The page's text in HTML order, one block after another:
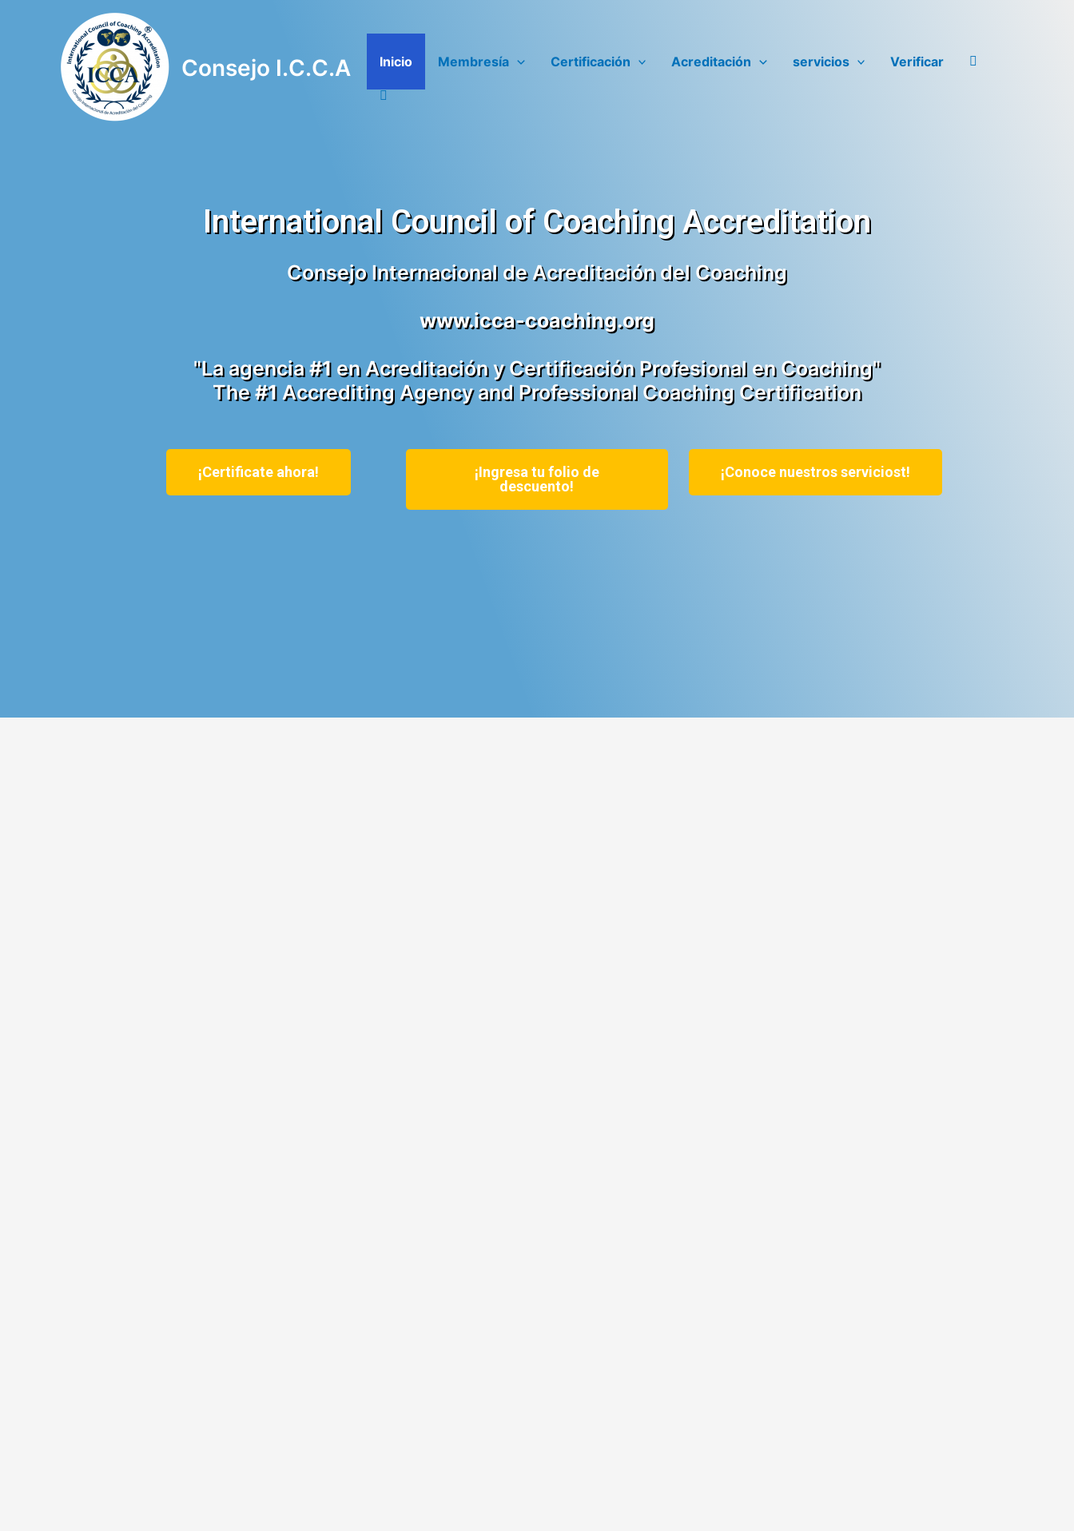
Consejo I.C.C.A Inicio Membresía Certificación Acreditación servicios Verificar
International Council of Coaching Accreditation
Consejo Internacional de Acreditación del Coaching
www.icca-coaching.org
"La agencia#1 en Acreditación y Certificación Profesional en Coaching"
The#1 Accrediting Agency and Professional Coaching Certification
¡Certificate ahora!
¡Ingresa tu folio de
descuento!
¡Conoce nuestros serviciost!